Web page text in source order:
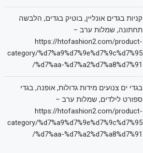
קניות בגדים אונליין, בוטיק בגדים, הלבשה
תחתונה, שמלות ערב –
https://htofashion2.com/product-
category/%d7%a9%d7%9e%d7%9c%d7%95
%d7%aa-%d7%a2%d7%a8%d7%91/
בגדי ים צנועים מידות גדולות, אופנה, בגדי
ספורט לילדים, שמלות ערב –
https://htofashion2.com/product-
category/%d7%a9%d7%9e%d7%9c%d7%95
%d7%aa-%d7%a2%d7%a8%d7%91/